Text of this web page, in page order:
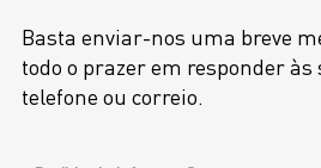
Basta enviar-nos uma breve
todo o prazer em responder
telefone ou correio.